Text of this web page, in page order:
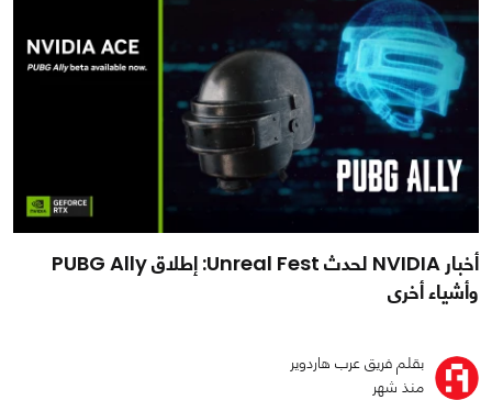
أخبار NVIDIA لحدث Unreal Fest: إطلاق PUBG Ally
وأشياء أخرى
بقلم فريق عرب هاردوير
منذ شهر